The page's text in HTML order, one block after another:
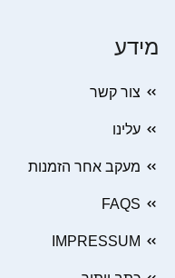
מידע
צור קשר
עלינו
מעקב אחר הזמנות
FAQS
IMPRESSUM